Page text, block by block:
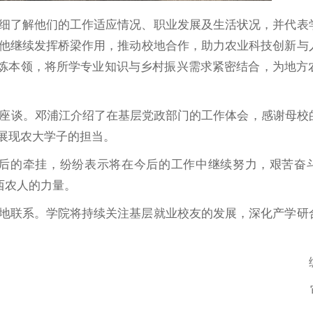
解他们的工作适应情况、职业发展及生活状况，并代表
续发挥桥梁作用，推动校地合作，助力农业科技创新与
领，将所学专业知识与乡村振兴需求紧密结合，为地方
谈。邓浦江介绍了在基层党政部门的工作体会，感谢母校
农大学子的担当。
牵挂，纷纷表示将在今后的工作中继续努力，艰苦奋
人的力量。
系。学院将持续关注基层就业校友的发展，深化产学研